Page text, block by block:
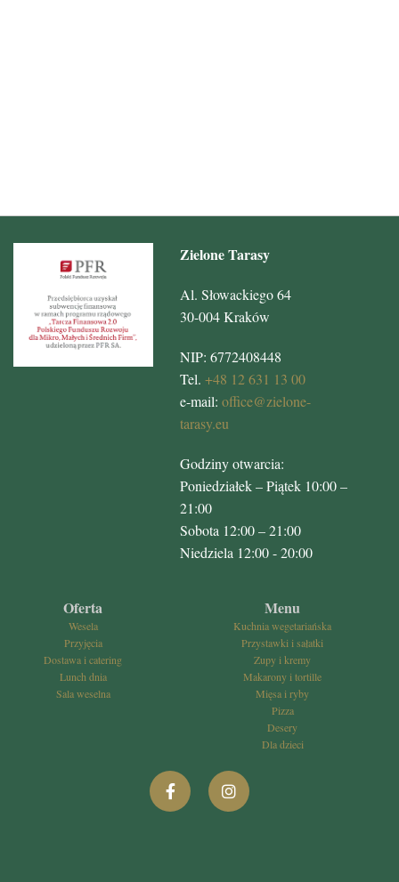
Zielone Tarasy
Al. Słowackiego 64
30-004 Kraków
NIP: 6772408448
Tel. +48 12 631 13 00
e-mail: office@zielone-
tarasy.eu
Godziny otwarcia:
Poniedziałek – Piątek 10:00 –
21:00
Sobota 12:00 – 21:00
Niedziela 12:00 - 20:00
Oferta
Wesela
Przyjęcia
Dostawa i catering
Lunch dnia
Sala weselna
Menu
Kuchnia wegetariańska
Przystawki i sałatki
Zupy i kremy
Makarony i tortille
Mięsa i ryby
Pizza
Desery
Dla dzieci